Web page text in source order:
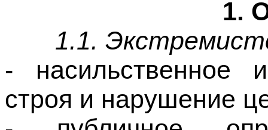
- насильственное
строя и нарушение
- публичное
террористическая